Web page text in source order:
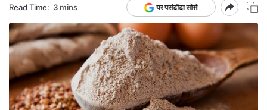
Read Time: 3 mins